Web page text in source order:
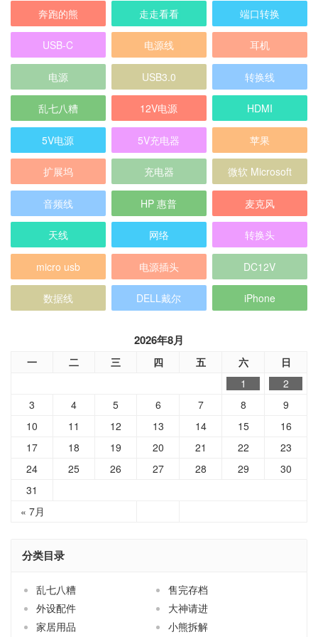
奔跑的熊 走走看看 端口转换
USB-C 电源线 耳机
电源 USB3.0 转换线
乱七八糟 12V电源 HDMI
5V电源 5V充电器 苹果
扩展坞 充电器 微软 Microsoft
音频线 HP 惠普 麦克风
天线 网络 转换头
micro usb 电源插头 DC12V
数据线 DELL戴尔 iPhone
2026年8月
一 二 三 四 五 六 日
« 7月
1
2
3
4 5 6 7 8
9
10
11 12 13 14 15
16
17
18 19 20 21 22
23
24
25 26 27 28 29
30
31
分类目录
乱七八糟
售完存档
外设配件
大神请进
家居用品
小熊拆解